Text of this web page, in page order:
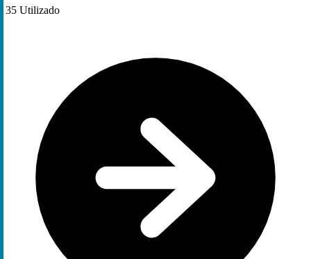
35 Utilizado